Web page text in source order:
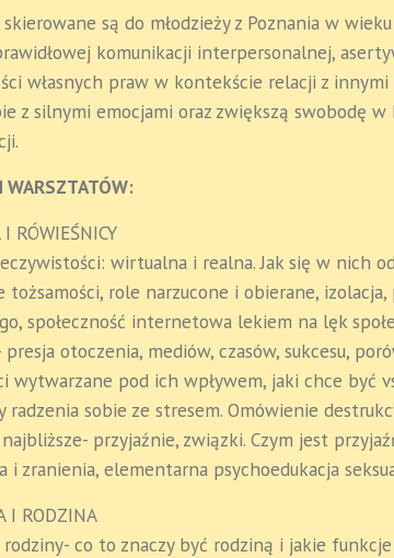
są do młodzieży z Poznania w
komunikacji interpersonalnej,
własnych praw w kontekście relacji z
z silnymi emocjami oraz zwiększą swobodę
WARSZTATÓW:
RÓWIEŚNICY
wirtualna i realna. Jak się w nich
tożsamości, role narzucone i obierane,
społeczność internetowa lekiem na lęk
presja otoczenia, mediów, czasów, sukcesu,
wytwarzane pod ich wpływem, jaki chce
radzenia sobie ze stresem. Omówienie
najbliższe- przyjaźnie, związki. Czym jest
i zranienia, elementarna psychoedukacja
I RODZINA
rodziny- co to znaczy być rodziną i jakie